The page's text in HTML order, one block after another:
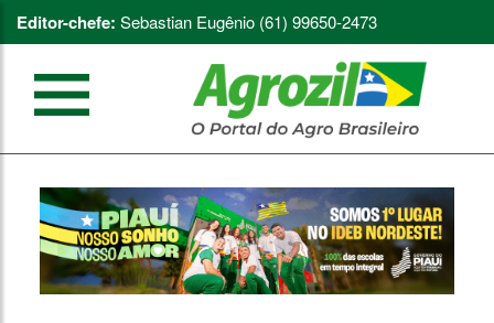
Editor-chefe: Sebastian Eugênio (61) 99650-2473